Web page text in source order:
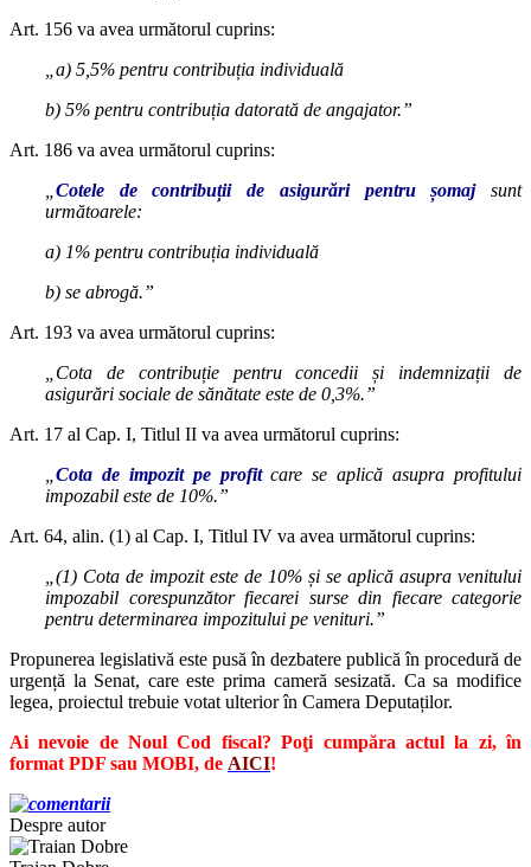
Art. 156 va avea următorul cuprins:
„a) 5,5% pentru contribuția individuală
b) 5% pentru contribuția datorată de angajator.”
Art. 186 va avea următorul cuprins:
Cotele de contribuții de asigurări pentru șomajsunt
următoarele:
a) 1% pentru contribuția individuală
b) se abrogă.”
Art. 193 va avea următorul cuprins:
„Cota de contribuție pentru concedii și indemnizații de
asigurări sociale de sănătate este de 0,3%.”
Art. 17 al Cap. I, Titlul II va avea următorul cuprins:
Cota de impozit pe profit care se aplică asupra profitului
impozabil este de 10%.”
Art. 64, alin. (1) al Cap. I, Titlul IV va avea următorul cuprins:
„(1) Cota de impozit este de 10% și se aplică asupra venitului
impozabil corespunzător fiecarei surse din fiecare categorie
pentru determinarea impozitului pe venituri.”
Propunerea legislativă este pusă în dezbatere publică în procedură de
urgență la Senat, care este prima cameră sesizată. Ca sa modifice
legea, proiectul trebuie votat ulterior în Camera Deputaților.
Ai nevoie de Noul Cod fiscal? Poţi cumpăra actul la zi, în
format PDF sau MOBI, de AICI!
Despre autor